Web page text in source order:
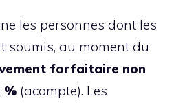
les personnes dont les
soumis, au moment du
forfaitaire non
% (acompte). Les